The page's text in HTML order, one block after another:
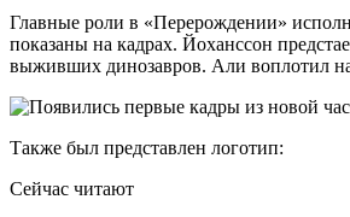
Главные роли в «Перерождении»
показаны на кадрах. Йоханссон
выживших динозавров. Али воплотил
Также был представлен логотип:
Сейчас читают